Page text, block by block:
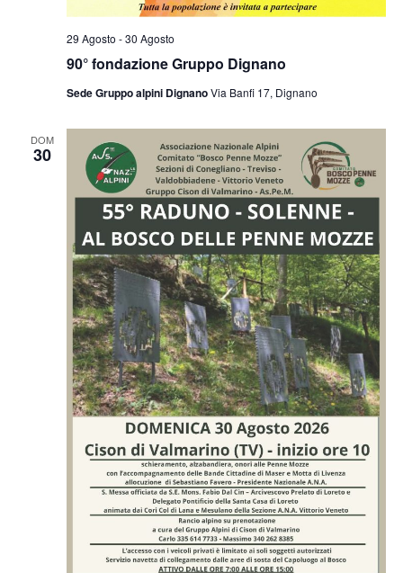
90° fondazione Gruppo Dignano
29 Agosto -30 Agosto
Sede Gruppo alpini DignanoVia Banfi 17, Dignano
DOM
30